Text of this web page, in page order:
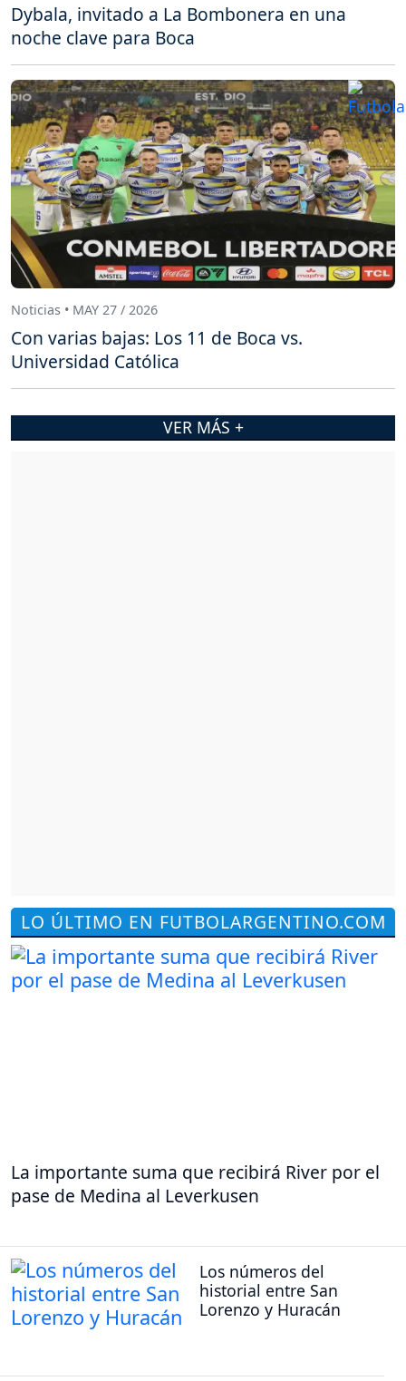
LO ÚLTIMO EN FUTBOLARGENTINO.COM
La importante suma que recibirá River por el
pase de Medina al Leverkusen
Los números del
historial entre San
Lorenzo y Huracán
Dybala, invitado a La Bombonera en una
noche clave para Boca
Noticias • MAY 27 / 2026
Con varias bajas: Los 11 de Boca vs.
Universidad Católica
VER MÁS +